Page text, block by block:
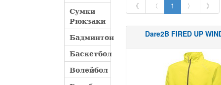
Сумки
Рюкзаки
Бадминтон
Баскетбол
Волейбол
《 〈 1 〉 》
Dare2B FIRED UP